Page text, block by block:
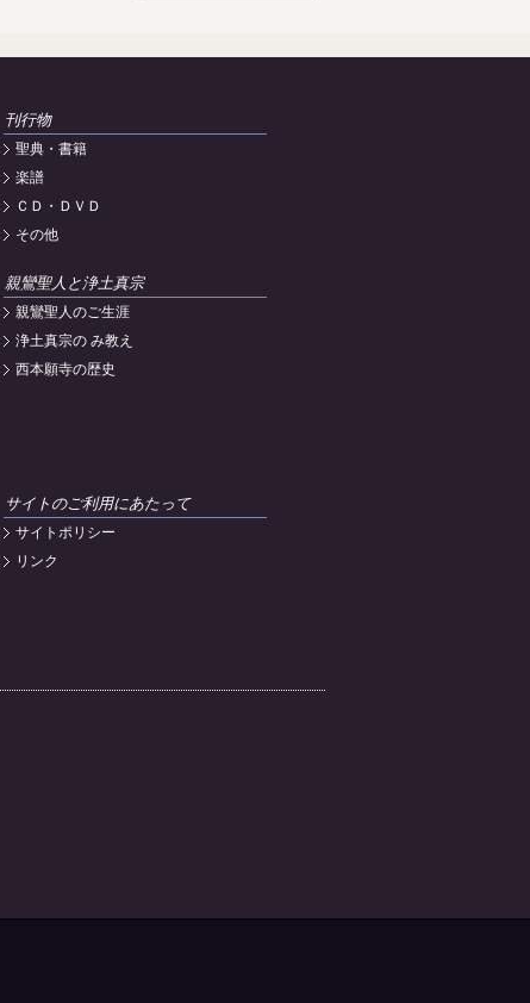
刊行物
聖典・書籍
楽譜
ＣＤ・ＤＶＤ
その他
親鸞聖人と浄土真宗
親鸞聖人のご生涯
浄土真宗の み教え
西本願寺の歴史
サイトのご利用にあたって
サイトポリシー
リンク